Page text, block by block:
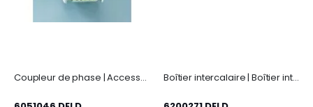
Coupleur de phase | Accessoire pour programmateur CPL sur installation triphasée Boîtier intercalaire | Boîtier intercalaire pour fixation saillie